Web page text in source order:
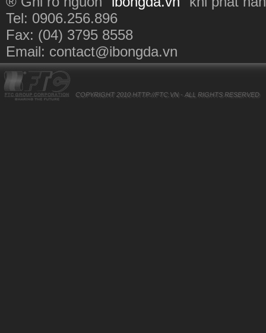
Tel: 0906.256.896
Fax: (04) 3795 8558
Email: contact@ibongda.vn
COPYRIGHT 2010 HTTP://FTC.VN - ALL RIGHTS RESERVED